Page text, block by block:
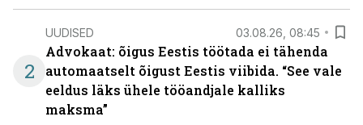
2
UUDISED 03.08.26, 08:45
Advokaat: õigus Eestis töötada ei tähenda
automaatselt õigust Eestis viibida. “See vale
eeldus läks ühele tööandjale kalliks
maksma”